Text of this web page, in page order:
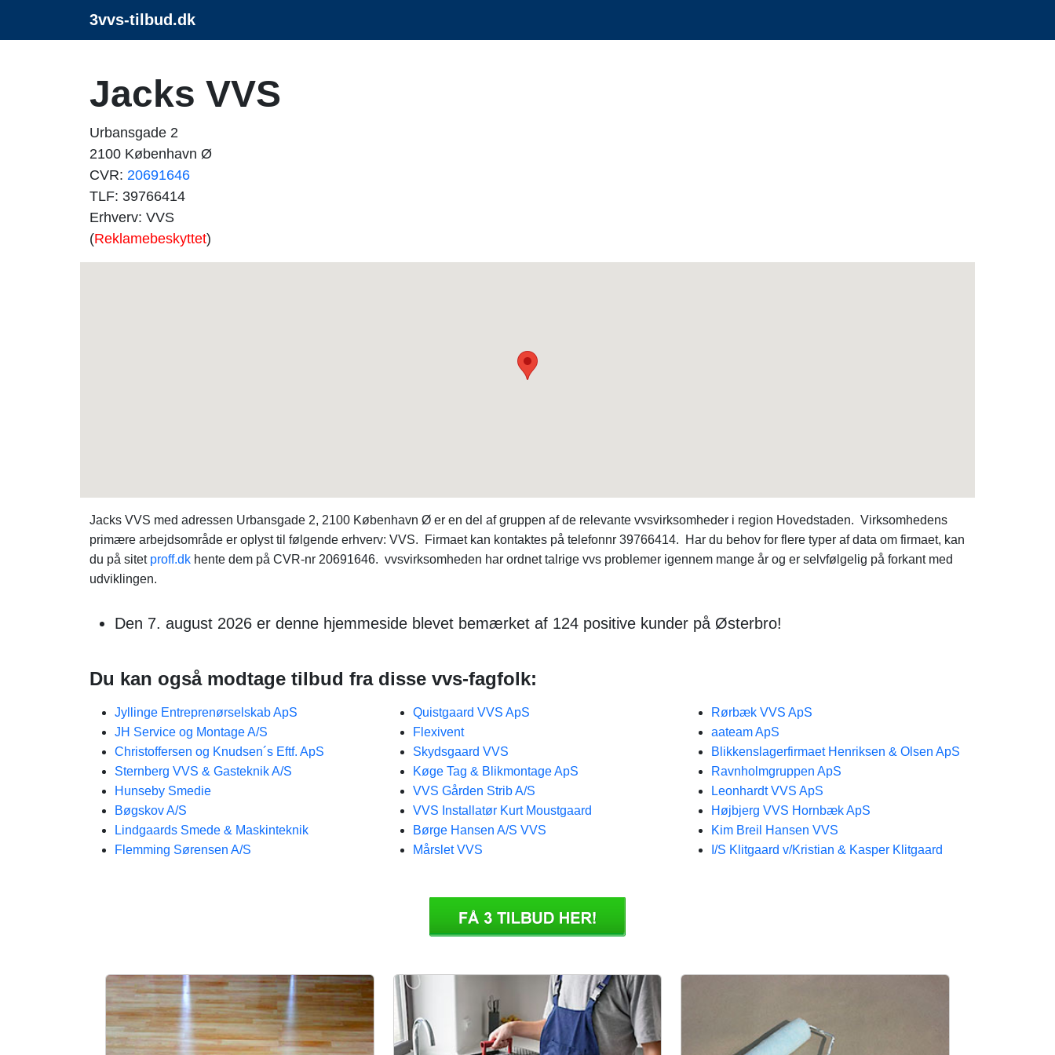
3vvs-tilbud.dk
Jacks VVS
Urbansgade 2
2100 København Ø
CVR: 20691646
TLF: 39766414
Erhverv: VVS
(Reklamebeskyttet)
Jacks VVS med adressen Urbansgade 2, 2100 København Ø er en del af gruppen af de relevante vvsvirksomheder i region Hovedstaden. Virksomhedens
primære arbejdsområde er oplyst til følgende erhverv: VVS. Firmaet kan kontaktes på telefonnr 39766414. Har du behov for flere typer af data om firmaet, kan
du på sitet proff.dk hente dem på CVR-nr 20691646. vvsvirksomheden har ordnet talrige vvs problemer igennem mange år og er selvfølgelig på forkant med
udviklingen.
Den 7. august 2026 er denne hjemmeside blevet bemærket af 124 positive kunder på Østerbro!
Du kan også modtage tilbud fra disse vvs-fagfolk:
Jyllinge Entreprenørselskab ApS
JH Service og Montage A/S
Christoffersen og Knudsen´s Eftf. ApS
Sternberg VVS & Gasteknik A/S
Hunseby Smedie
Bøgskov A/S
Lindgaards Smede & Maskinteknik
Flemming Sørensen A/S
Quistgaard VVS ApS
Flexivent
Skydsgaard VVS
Køge Tag & Blikmontage ApS
VVS Gården Strib A/S
VVS Installatør Kurt Moustgaard
Børge Hansen A/S VVS
Mårslet VVS
Rørbæk VVS ApS
aateam ApS
Blikkenslagerfirmaet Henriksen & Olsen ApS
Ravnholmgruppen ApS
Leonhardt VVS ApS
Højbjerg VVS Hornbæk ApS
Kim Breil Hansen VVS
I/S Klitgaard v/Kristian & Kasper Klitgaard